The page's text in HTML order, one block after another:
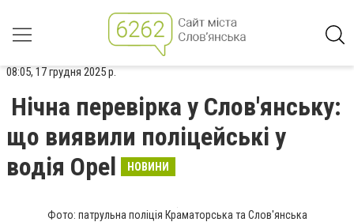
08:05, 17 грудня 2025 р.
Нічна перевірка у Слов'янську:
що виявили поліцейські у
водія Opel
НОВИНИ
Фото: патрульна поліція Краматорська та Слов'янська